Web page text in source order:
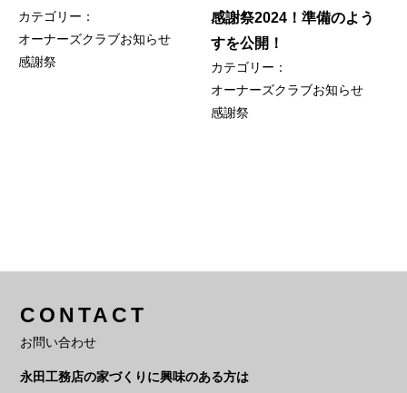
カテゴリー：
オーナーズクラブお知らせ
感謝祭
感謝祭2024！準備のよう
すを公開！
カテゴリー：
オーナーズクラブお知らせ
感謝祭
CONTACT
お問い合わせ
永田工務店の家づくりに興味のある方は